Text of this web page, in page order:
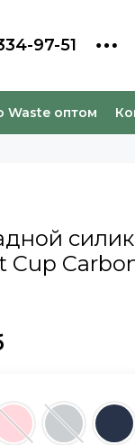
97-51
Waste оптом